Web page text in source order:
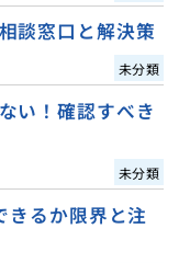
談窓口と解決策
未分類
い！確認すべき
未分類
きるか限界と注